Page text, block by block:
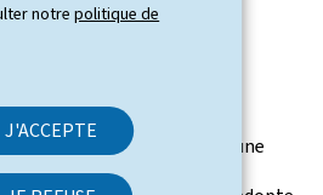
notrepolitique de
J'ACCEPTE
de gouvernement a
d'action national pour une